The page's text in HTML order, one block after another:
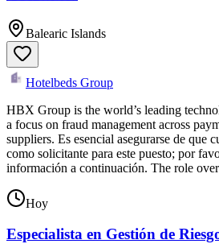
Balearic Islands
Hotelbeds Group
HBX Group is the world’s leading
a focus on fraud management across
suppliers. Es esencial asegurarse de que
como solicitante para este puesto; por
información a continuación. The role
Hoy
Especialista en Gestión de